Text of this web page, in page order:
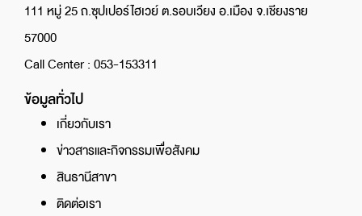
111 หมู่ 25 ถ.ซุปเปอร์ไฮเวย์ ต.รอบเวียง อ.เมือง จ.เชียงราย
57000
Call Center : 053-153311
ข้อมูลทั่วไป
เกี่ยวกับเรา
ข่าวสารและกิจกรรมเพื่อสังคม
สินธานีสาขา
ติดต่อเรา